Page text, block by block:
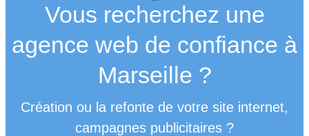
Vous recherchez une
agence web de confiance à
Marseille ?
Création ou la refonte de votre site internet,
campagnes publicitaires ?